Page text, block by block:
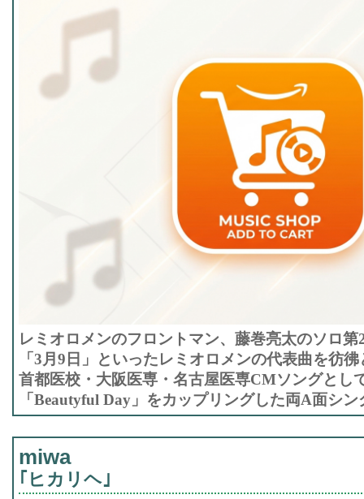
レミオロメンのフロントマン、藤巻亮太のソロ
「3月9日」といったレミオロメンの代表曲を彷
首都医校・大阪医専・名古屋医専CMソングとし
「Beautyful Day」をカップリングした両A面シン
miwa
｢ヒカリヘ｣